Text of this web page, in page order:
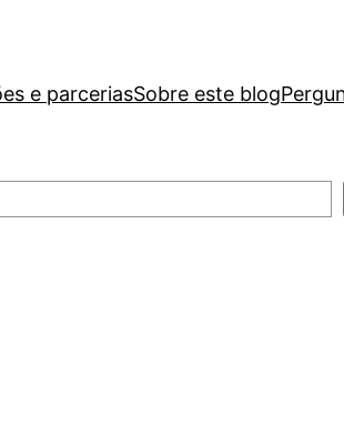
e parceriasSobre este blog